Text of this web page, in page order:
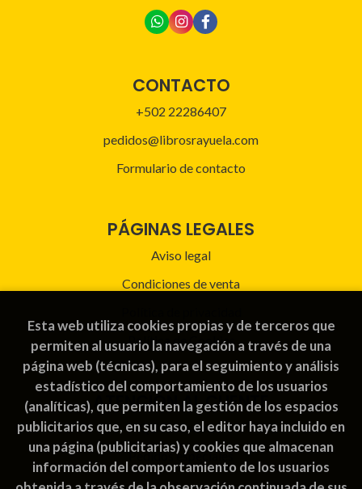
CONTACTO
+502 22286407
pedidos@librosrayuela.com
Formulario de contacto
PÁGINAS LEGALES
Aviso legal
Condiciones de venta
Política de Cookies
ATENCIÓN AL CLIENTE
Quiénes somos
Pedidos especiales
Esta web utiliza cookies propias y de terceros que
permiten al usuario la navegación a través de una
página web (técnicas), para el seguimiento y análisis
estadístico del comportamiento de los usuarios
(analíticas), que permiten la gestión de los espacios
publicitarios que, en su caso, el editor haya incluido en
una página (publicitarias) y cookies que almacenan
información del comportamiento de los usuarios